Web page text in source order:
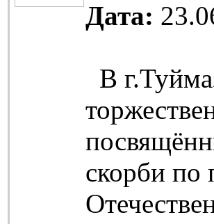
Дата:
В
скорби